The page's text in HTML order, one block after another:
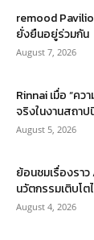
remood
ยั่งยืนอยู่ร่วมกัน
August 7, 2026
Rinnai เมื่อ “ค
จริงในงานสถาป
August 5, 2026
ย้อนชมเรื่องรา
นวัตกรรมเติบโ
August 4, 2026